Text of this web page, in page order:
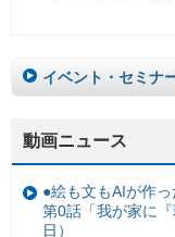
イベント・セミナ
動画ニュース
●絵も文もAIが作
第0話「我が家に
日）